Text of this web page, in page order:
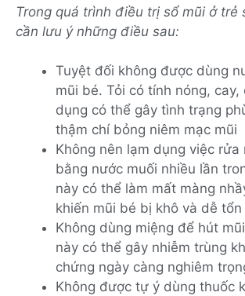
Trong quá trình điều trị sổ mũi ở trẻ
cần lưu ý những điều sau:
Tuyệt đối không được dùng
mũi bé. Tỏi có tính nóng, cay,
dụng có thể gây tình trạng
thậm chí bỏng niêm mạc mũi
Không nên lạm dụng việc rửa
bằng nước muối nhiều lần
này có thể làm mất màng
khiến mũi bé bị khô và dễ
Không dùng miệng để hút
này có thể gây nhiễm trùng
chứng ngày càng nghiêm
Không được tự ý dùng thuốc